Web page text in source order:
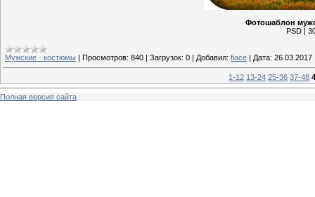
Фотошаблон
PSD |
Мужские - костюмы | Просмотров: 840 | Загрузок: 0 | Добавил: fiace | Дата: 26.03.2017
1-12 13-24 25-36 37-48
Полная версия сайта